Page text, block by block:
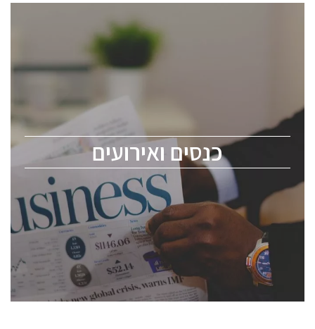
כנסים ואירועים
כנסים ואירועים
לכל העוסקים בתעשיית הסמיקונדקטור כולל מהנדסים,
מומחים מקצועיים ובכירים.
ChipEx2026 will be held on May 12-13, 2026. The
conference is intended for everyone involved in the
semiconductor industry, including engineers,
professional experts, and senior executives.
לחץ לפרטים